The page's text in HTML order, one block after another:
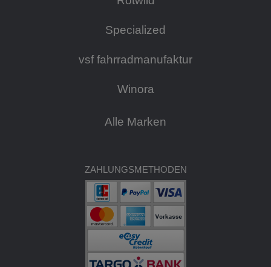
Specialized
vsf fahrradmanufaktur
Winora
Alle Marken
ZAHLUNGSMETHODEN